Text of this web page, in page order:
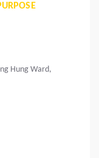
Hung Ward,